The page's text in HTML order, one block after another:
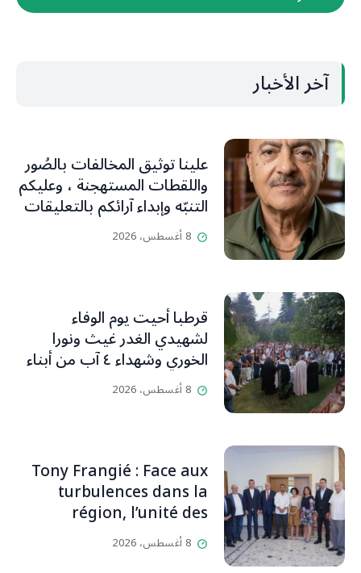
آخر الأخبار
علينا توثيق المخالفات بالصُور
واللقطات المستهجنة ، وعليكم
التنبّه وإبداء آرائكم بالتعليقات
(جورج صبّاغ)
8 أغسطس، 2026
قرطبا أحيت يوم الوفاء
لشهيدي الغدر غيث ونورا
الخوري وشهداء ٤ آب من أبناء
البلدة.. كارين الخوري افرام: لقد
كان بيتنا، بوجود والدي، ينبض
إقفاله لكنه لم يستطع لأنه
بيت رسالة وتاريخ وإيمان وقيم
مستمرة (صور وVideo)
8 أغسطس، 2026
Tony Frangié : Face aux
turbulences dans la
région, l’unité des
Libanais est primordiale
L’OLJ / Par Scarlett
8 أغسطس، 2026